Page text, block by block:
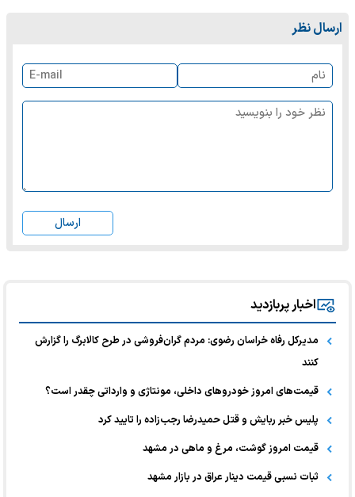
ارسال نظر
ارسال
اخبار پربازدید
مدیرکل رفاه خراسان رضوی: مردم گران‌فروشی در طرح کالابرگ را گزارش
کنند
قیمت‌های امروز خودرو‌های داخلی، مونتاژی و وارداتی چقدر است؟
پلیس خبر ربایش و قتل حمیدرضا رجب‌زاده را تایید کرد
قیمت امروز گوشت، مرغ و ماهی در مشهد
ثبات نسبی قیمت دینار عراق در بازار مشهد